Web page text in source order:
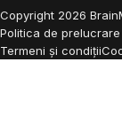
Copyright 2026
Politica de
Termeni și condiții